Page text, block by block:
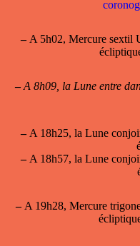
–A 5h02, Mercure sextil
– A 8h09, la Lune entre
–A 18h25, la Lune
–A 18h57, la Lune
–A 19h28, Mercure